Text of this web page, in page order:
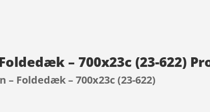
– 700x23c (23-622)
Foldedæk – 700x23c (23-622)